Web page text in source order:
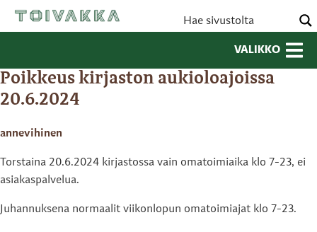
VALIKKO
Poikkeus kirjaston aukioloajoissa
20.6.2024
annevihinen
Torstaina 20.6.2024 kirjastossa vain omatoimiaika klo 7-23, ei
asiakaspalvelua.
Juhannuksena normaalit viikonlopun omatoimiajat klo 7-23.